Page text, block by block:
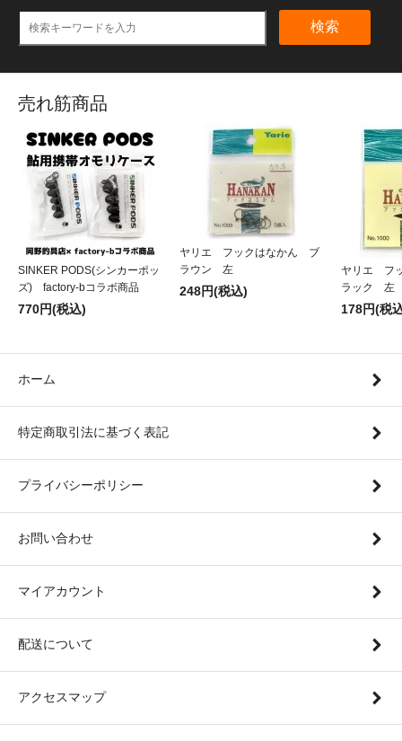
検索
売れ筋商品
SINKER PODS(シンカーポッ
ズ) factory-bコラボ商品
770円(税込)
ヤリエ フックはなかん ブ
ラウン 左
248円(税込)
ヤリエ フ
ラック 左
178円(税
ホーム
特定商取引法に基づく表記
プライバシーポリシー
お問い合わせ
マイアカウント
配送について
アクセスマップ